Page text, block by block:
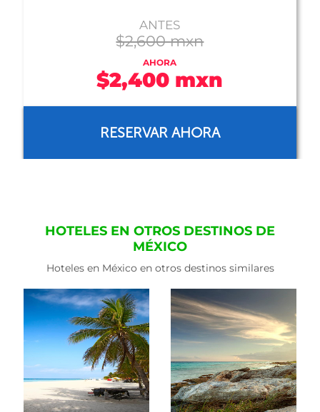
ANTES
$3,206 mxn
AHORA
$2,565 mxn
RESERVAR AHORA
HOTELES EN OTROS DESTINOS DE
MÉXICO
Hoteles en México en otros destinos similares